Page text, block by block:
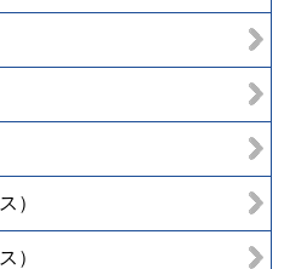
）
）